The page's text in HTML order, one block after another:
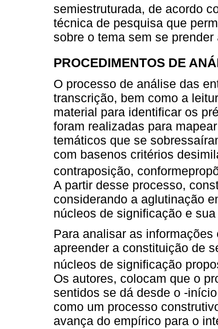
semiestruturada, de acordo
técnica de pesquisa que
sobre o tema sem se
PROCEDIMENTOS DE
O processo de análise das
transcrição, bem como a
material para identificar os
foram realizadas para
temáticos que se
com basenos critérios
contraposição,
A partir desse processo,
considerando a aglutinação
núcleos de significação e
Para analisar as
apreender a constituição de
núcleos de significação
Os autores, colocam que o
sentidos se dá desde o -
como um processo
avança do empírico para o